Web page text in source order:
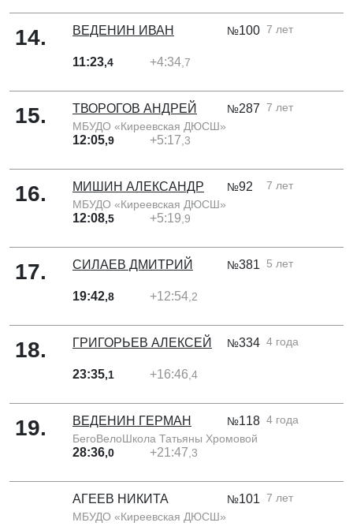
14. ВЕДЕНИН ИВАН №100 7 лет
11:23,4 +4:34 ,7
15. ТВОРОГОВ АНДРЕЙ №287 7 лет
МБУДО «Киреевская ДЮСШ»
12:05,9 +5:17 ,3
16. МИШИН АЛЕКСАНДР №92
7 лет
МБУДО «Киреевская ДЮСШ»
12:08,5 +5:19 ,9
17. СИЛАЕВ ДМИТРИЙ №381 5 лет
19:42,8 +12:54 ,2
18. ГРИГОРЬЕВ АЛЕКСЕЙ №334 4 года
23:35,1 +16:46 ,4
19. ВЕДЕНИН ГЕРМАН №118 4 года
БегоВелоШкола Татьяны Хромовой
28:36,0 +21:47 ,3
АГЕЕВ НИКИТА №101 7 лет
МБУДО «Киреевская ДЮСШ»